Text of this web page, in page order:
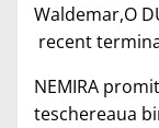
Waldemar,O
recent
NEMIRA
teschereaua